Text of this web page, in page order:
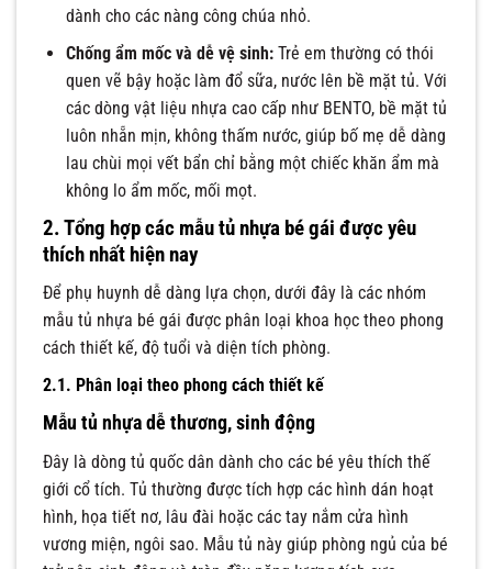
dành cho các nàng công chúa nhỏ.
Chống ẩm mốc và dễ vệ sinh:Trẻ em thường có thói
quen vẽ bậy hoặc làm đổ sữa, nước lên bề mặt tủ. Với
các dòng vật liệu nhựa cao cấp như BENTO, bề mặt tủ
luôn nhẵn mịn, không thấm nước, giúp bố mẹ dễ dàng
lau chùi mọi vết bẩn chỉ bằng một chiếc khăn ẩm mà
không lo ẩm mốc, mối mọt.
2. Tổng hợp các mẫu tủ nhựa bé gái được yêu
thích nhất hiện nay
Để phụ huynh dễ dàng lựa chọn, dưới đây là các nhóm
mẫu tủ nhựa bé gái được phân loại khoa học theo phong
cách thiết kế, độ tuổi và diện tích phòng.
2.1. Phân loại theo phong cách thiết kế
Mẫu tủ nhựa dễ thương, sinh động
Đây là dòng tủ quốc dân dành cho các bé yêu thích thế
giới cổ tích. Tủ thường được tích hợp các hình dán hoạt
hình, họa tiết nơ, lâu đài hoặc các tay nắm cửa hình
vương miện, ngôi sao. Mẫu tủ này giúp phòng ngủ của bé